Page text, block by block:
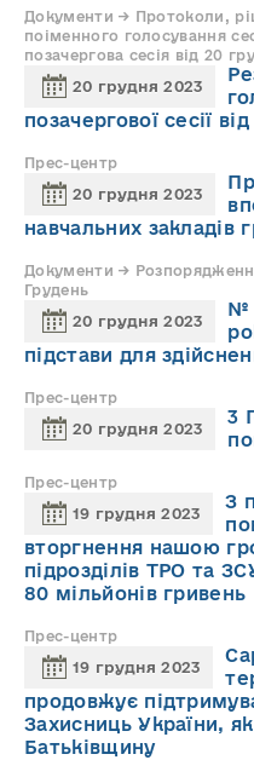
Документи → Протоколи,
поіменного голосування
позачергова сесія від 20
20 грудня 2023
позачергової сесії
Прес-центр
20 грудня 2023
навчальних закладів
Документи →
Грудень
20 грудня 2023
№
підстави для
Прес-центр
20 грудня 2023
3
Прес-центр
19 грудня 2023
З
вторгнення нашою
підрозділів ТРО та
80 мільйонів гривень
Прес-центр
19 грудня 2023
продовжує
Захисниць України,
Батьківщину